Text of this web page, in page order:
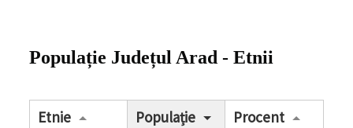
Populație Județul Arad - Etnii
Etnie Populație
Procent